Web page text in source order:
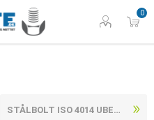
0
STÅLBOLT ISO 4014 UBEHANDLET STÅL KL. 8.8 M56X130 (1 STK)